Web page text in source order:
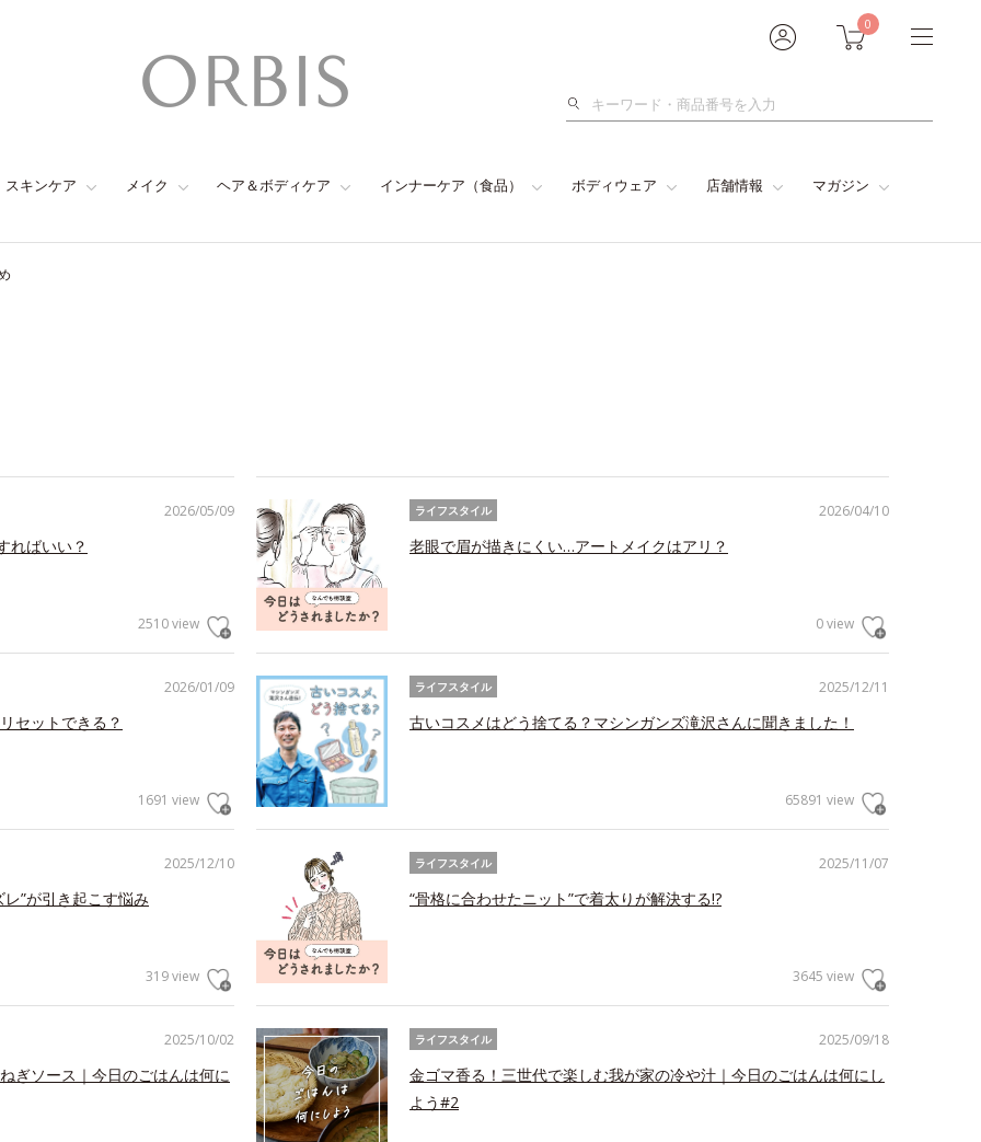
0
検
スキンケア メイク ヘア＆ボディケア インナーケア（食品） ボディウェア 店舗情報 マガジン
2026/05/09
ればいい？
2510 view
2026/04/10
ライフスタイル
老眼で眉が描きにくい…アートメイクはアリ？
0 view
2026/01/09
セットできる？
1691 view
2025/12/11
ライフスタイル
古いコスメはどう捨てる？マシンガンズ滝沢さんに聞きました！
65891 view
2025/12/10
”が引き起こす悩み
319 view
2025/11/07
ライフスタイル
“骨格に合わせたニット”で着太りが解決する!?
3645 view
2025/10/02
ぎソース｜今日のごはんは何に
2025/09/18
ライフスタイル
金ゴマ香る！三世代で楽しむ我が家の冷や汁｜今日のごはんは何にし
よう#2